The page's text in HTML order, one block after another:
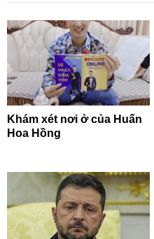
Khám xét nơi ở của Huấn
Hoa Hồng